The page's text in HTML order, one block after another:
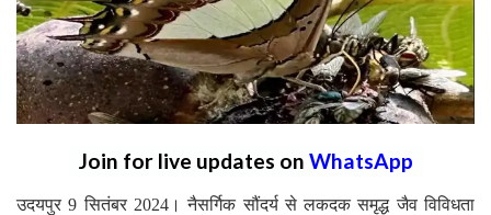
Join for live updates on WhatsApp
उदयपुर 9 सितंबर 2024। नैसर्गिक सौंदर्य से लकदक समृद्ध जैव विविधता